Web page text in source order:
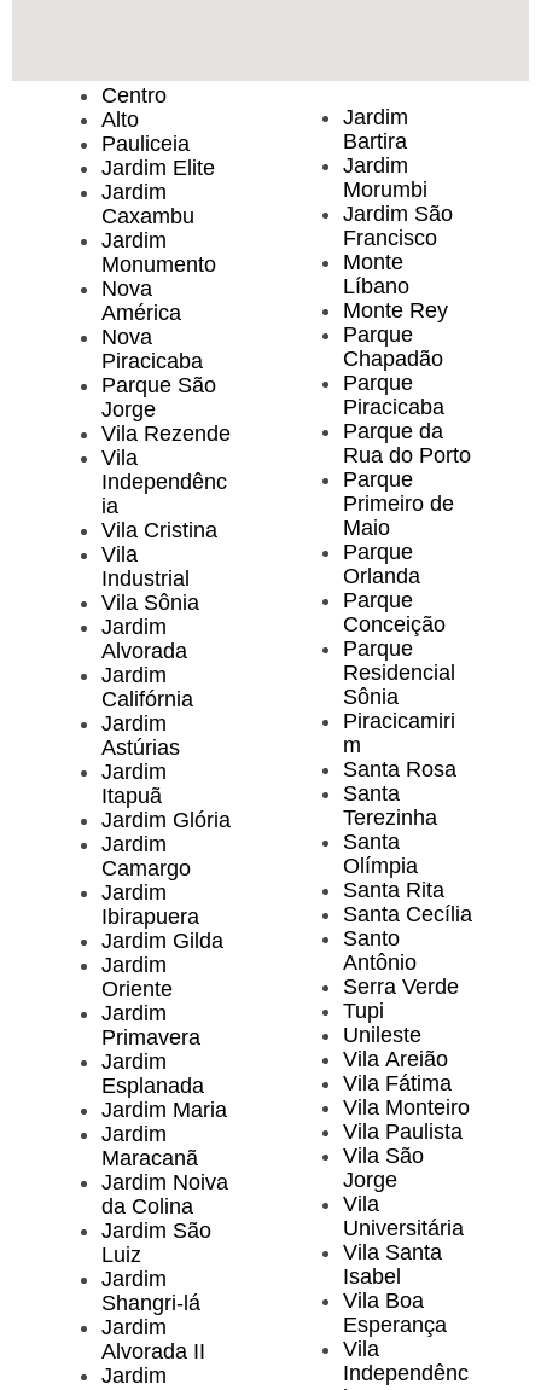
Centro
Alto
Pauliceia
Jardim Elite
Jardim
Caxambu
Jardim
Monumento
Nova
América
Nova
Piracicaba
Parque São
Jorge
Vila Rezende
Vila
Independênc
ia
Vila Cristina
Vila
Industrial
Vila Sônia
Jardim
Alvorada
Jardim
Califórnia
Jardim
Astúrias
Jardim
Itapuã
Jardim Glória
Jardim
Camargo
Jardim
Ibirapuera
Jardim Gilda
Jardim
Oriente
Jardim
Primavera
Jardim
Esplanada
Jardim Maria
Jardim
Maracanã
Jardim Noiva
da Colina
Jardim São
Luiz
Jardim
Shangri-lá
Jardim
Alvorada II
Jardim
Jardim
Bartira
Jardim
Morumbi
Jardim São
Francisco
Monte
Líbano
Monte Rey
Parque
Chapadão
Parque
Piracicaba
Parque da
Rua do Porto
Parque
Primeiro de
Maio
Parque
Orlanda
Parque
Conceição
Parque
Residencial
Sônia
Piracicamiri
m
Santa Rosa
Santa
Terezinha
Santa
Olímpia
Santa Rita
Santa Cecília
Santo
Antônio
Serra Verde
Tupi
Unileste
Vila Areião
Vila Fátima
Vila Monteiro
Vila Paulista
Vila São
Jorge
Vila
Universitária
Vila Santa
Isabel
Vila Boa
Esperança
Vila
Independênc